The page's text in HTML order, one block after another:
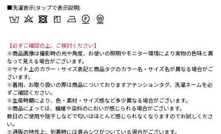
■洗濯表示(タップで表示説明)
【必ずご確認の上、ご検討ください】
※商品画像は撮影時の光や角度、お使いの照明やモニター環境により実物の色味と異
なって見える場合がございます。
※サイト上のカラー・サイズ表記と商品タグのカラー名・サイズ名が異なる場合がご
ざいます。
※着用、お取り扱いの際は商品についておりますアテンションタグ、洗濯ネームを必
ずご確認ください。
※生産時期により、色・素材・サイズ感など多少異なる場合がございます。
※商品によっては、繊維や染料のにおいが感じられる場合がございます。
数日のご使用や陰干しなどで匂いはほとんど感じられなくなりますのでお試しくださ
い。
※通販の特性上、到着時には畳みシワがついている場合がございます。